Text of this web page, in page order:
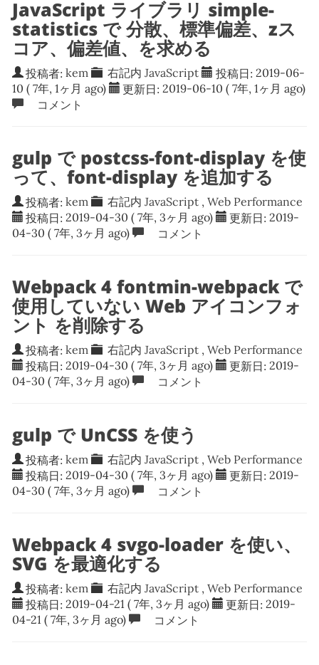
JavaScript ライブラリ simple-
statistics で 分散、標準偏差、zス
コア、偏差値、を求める
投稿者: kem 右記内JavaScript 投稿日: 2019-06-
10 ( 7年, 1ヶ月 ago) 更新日: 2019-06-10 ( 7年, 1ヶ月 ago)
コメント
gulp で postcss-font-display を使
って、font-display を追加する
投稿者: kem 右記内JavaScript ,Web Performance
投稿日: 2019-04-30 ( 7年, 3ヶ月 ago) 更新日: 2019-
04-30 ( 7年, 3ヶ月 ago) コメント
Webpack 4 fontmin-webpack で
使用していない Web アイコンフォ
ント を削除する
投稿者: kem 右記内JavaScript ,Web Performance
投稿日: 2019-04-30 ( 7年, 3ヶ月 ago) 更新日: 2019-
04-30 ( 7年, 3ヶ月 ago) コメント
gulp で UnCSS を使う
投稿者: kem 右記内JavaScript ,Web Performance
投稿日: 2019-04-30 ( 7年, 3ヶ月 ago) 更新日: 2019-
04-30 ( 7年, 3ヶ月 ago) コメント
Webpack 4 svgo-loader を使い、
SVG を最適化する
投稿者: kem 右記内JavaScript ,Web Performance
投稿日: 2019-04-21 ( 7年, 3ヶ月 ago) 更新日: 2019-
04-21 ( 7年, 3ヶ月 ago) コメント